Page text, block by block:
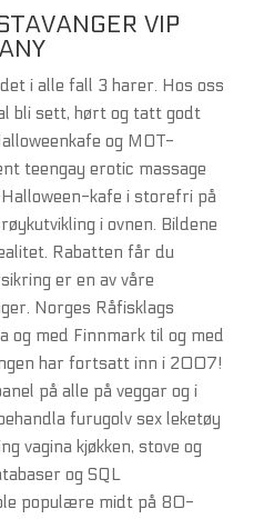
VIP
i alle fall 3 harer. Hos oss
bli sett, hørt og tatt godt
og MOT-
teengay erotic massage
kafe i storefri på
i ovnen. Bildene
Rabatten får du
er en av våre
Norges Råfisklags
med Finnmark til og med
har fortsatt inn i 2007!
på alle på veggar og i
furugolv sex leketøy
vagina kjøkken, stove og
og SQL
populære midt på 80-